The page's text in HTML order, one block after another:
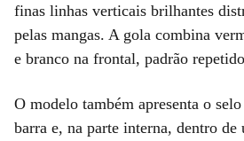
finas linhas verticais brilhantes
pelas mangas. A gola combina
e branco na frontal, padrão
O modelo também apresenta o
barra e, na parte interna, dentro